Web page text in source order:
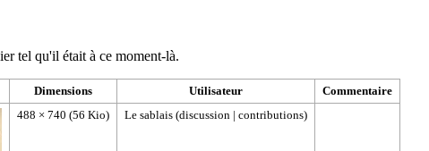
tel qu'il était à ce moment-là.
Dimensions Utilisateur
Commentaire
488 × 740 (56 Kio) Le sablais (discussion | contributions)